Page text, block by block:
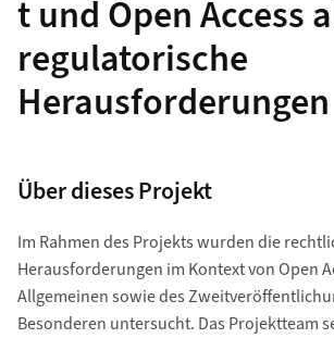
t und Open Access
regulatorische
Herausforderungen
Über dieses Projekt
Im Rahmen des Projekts wurden die
Herausforderungen im Kontext von Open
Allgemeinen sowie des
Besonderen untersucht. Das Projektteam